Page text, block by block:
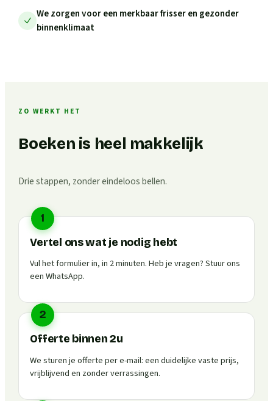
We zorgen voor een merkbaar frisser en gezonder
binnenklimaat
ZO WERKT HET
Boeken is heel makkelijk
Drie stappen, zonder eindeloos bellen.
1
Vertel ons wat je nodig hebt
Vul het formulier in, in 2 minuten. Heb je vragen? Stuur ons
een WhatsApp.
2
Offerte binnen 2u
We sturen je offerte per e-mail: een duidelijke vaste prijs,
vrijblijvend en zonder verrassingen.